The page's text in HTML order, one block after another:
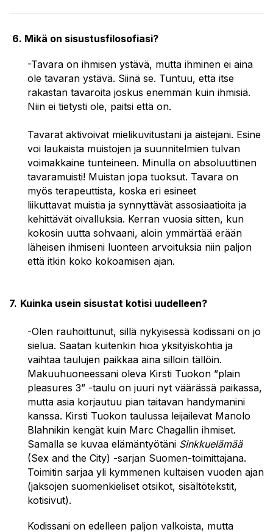
6. Mikä on sisustusfilosofiasi?
-Tavara on ihmisen ystävä, mutta ihminen ei aina
ole tavaran ystävä. Siinä se. Tuntuu, että itse
rakastan tavaroita joskus enemmän kuin ihmisiä.
Niin ei tietysti ole, paitsi että on.
Tavarat aktivoivat mielikuvitustani ja aistejani. Esine
voi laukaista muistojen ja suunnitelmien tulvan
voimakkaine tunteineen. Minulla on absoluuttinen
tavaramuisti! Muistan jopa tuoksut. Tavara on
myös terapeuttista, koska eri esineet
liikuttavat muistia ja synnyttävät assosiaatioita ja
kehittävät oivalluksia. Kerran vuosia sitten, kun
kokosin uutta sohvaani, aloin ymmärtää erään
läheisen ihmiseni luonteen arvoituksia niin paljon
että itkin koko kokoamisen ajan.
7. Kuinka usein sisustat kotisi uudelleen?
-Olen rauhoittunut, sillä nykyisessä kodissani on jo
sielua. Saatan kuitenkin hioa yksityiskohtia ja
vaihtaa taulujen paikkaa aina silloin tällöin.
Makuuhuoneessani oleva Kirsti Tuokon ”plain
pleasures 3” -taulu on juuri nyt väärässä paikassa,
mutta asia korjautuu pian taitavan handymanini
kanssa. Kirsti Tuokon taulussa leijailevat Manolo
Blahnikin kengät kuin Marc Chagallin ihmiset.
Samalla se kuvaa elämäntyötäni Sinkkuelämää
(Sex and the City) -sarjan Suomen-toimittajana.
Toimitin sarjaa yli kymmenen kultaisen vuoden ajan
(jaksojen suomenkieliset otsikot, sisältötekstit,
kotisivut).
Kodissani on edelleen paljon valkoista, mutta